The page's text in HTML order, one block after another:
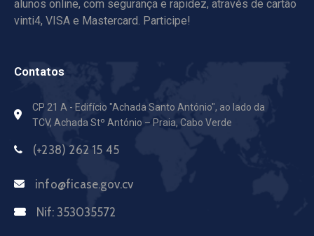
alunos online, com segurança e rapidez, através de cartão
vinti4, VISA e Mastercard. Participe!
Contatos
CP 21 A - Edifício "Achada Santo António", ao lado da
TCV, Achada Stº António – Praia, Cabo Verde
(+238) 262 15 45
info@ficase.gov.cv
Nif: 353035572